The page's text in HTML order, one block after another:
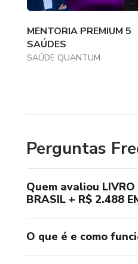
MENTORIA PREMIUM 5
SAÚDES
SAÚDE QUANTUM
Perguntas
Quem avaliou LIVRO
BRASIL + R$ 2.488
O que é e como